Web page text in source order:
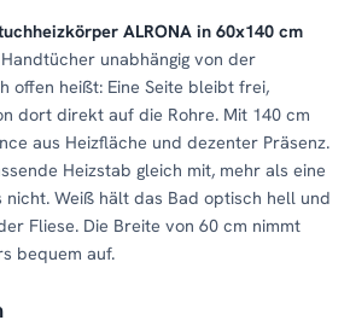
ALRONA in 60x140 cm
unabhängig von der
offen heißt: Eine Seite bleibt frei,
dort direkt auf die Rohre. Mit 140 cm
aus Heizfläche und dezenter Präsenz.
Heizstab gleich mit, mehr als eine
Weiß hält das Bad optisch hell und
Fliese. Die Breite von 60 cm nimmt
bequem auf.